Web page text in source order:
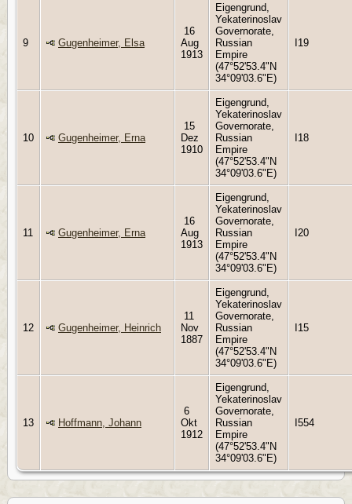
9 Gugenheimer, Elsa
16
Aug
1913
Eigengrund,
Yekaterinoslav
Governorate,
Russian
Empire
(47°52'53.4"N
34°09'03.6"E)
I19
10 Gugenheimer, Erna
15
Dez
1910
Eigengrund,
Yekaterinoslav
Governorate,
Russian
Empire
(47°52'53.4"N
34°09'03.6"E)
I18
11 Gugenheimer, Erna
16
Aug
1913
Eigengrund,
Yekaterinoslav
Governorate,
Russian
Empire
(47°52'53.4"N
34°09'03.6"E)
I20
12 Gugenheimer, Heinrich
11
Nov
1887
Eigengrund,
Yekaterinoslav
Governorate,
Russian
Empire
(47°52'53.4"N
34°09'03.6"E)
I15
13 Hoffmann, Johann
6
Okt
1912
Eigengrund,
Yekaterinoslav
Governorate,
Russian
Empire
(47°52'53.4"N
34°09'03.6"E)
I554